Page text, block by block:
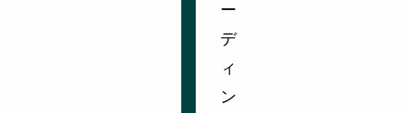
ー
デ
ィ
ン